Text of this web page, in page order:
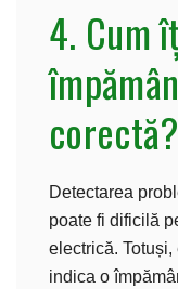
4. Cum
corectă?
Detectarea
poate fi dificilă
electrică.
indica o